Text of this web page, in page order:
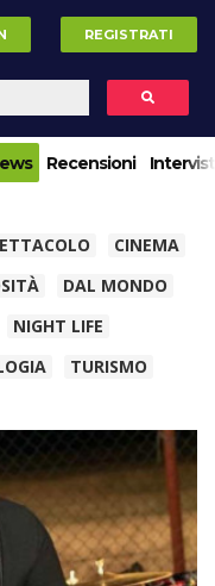
REGISTRATI
Recensioni
CINEMA
DAL MONDO
NIGHT LIFE
TURISMO